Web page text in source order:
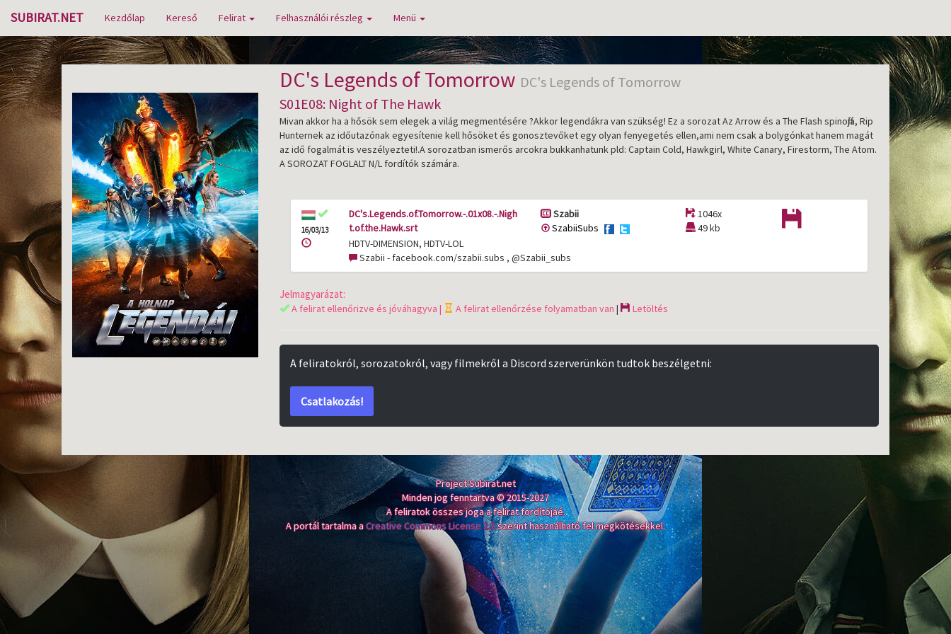
SUBIRAT.NET Kezdőlap Kereső Felirat Felhasználói részleg Menü
DC's Legends of Tomorrow DC's Legends of Tomorrow
S01E08: Night of The Hawk
Mivan akkor ha a hősök sem elegek a világ megmentésére ?Akkor legendákra van szükség! Ez a sorozat Az Arrow és a The Flash spinoffja, Rip
Hunternek az időutazónak egyesítenie kell hősöket és gonosztevőket egy olyan fenyegetés ellen,ami nem csak a bolygónkat hanem magát
az idő fogalmát is veszélyezteti!.A sorozatban ismerős arcokra bukkanhatunk pld: Captain Cold, Hawkgirl, White Canary, Firestorm, The Atom.
A SOROZAT FOGLALT N/L fordítók számára.
16/03/13
DC's.Legends.of.Tomorrow.-.01x08.-.Nigh
t.of.the.Hawk.srt
Szabii
SzabiiSubs
1046x
49 kb
HDTV-DIMENSION, HDTV-LOL
Szabii - facebook.com/szabii.subs , @Szabii_subs
Jelmagyarázat:
A felirat ellenőrizve és jóváhagyva | A felirat ellenőrzése folyamatban van | Letöltés
A feliratokról, sorozatokról, vagy filmekről a Discord szerverünkön tudtok beszélgetni:
Csatlakozás!
Project Subirat.net
Minden jog fenntartva © 2015-2027
A feliratok összes joga a felirat fordítójáé.
A portál tartalma aCreative Commons License 2.5szerint használható fel megkötésekkel.